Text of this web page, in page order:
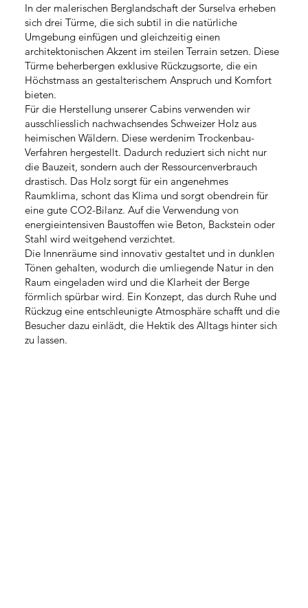
In der malerischen Berglandschaft der Surselva erheben
sich drei Türme, die sich subtil in die natürliche
Umgebung einfügen und gleichzeitig einen
architektonischen Akzent im steilen Terrain setzen. Diese
Türme beherbergen exklusive Rückzugsorte, die ein
Höchstmass an gestalterischem Anspruch und Komfort
bieten.
Für die Herstellung unserer Cabins verwenden wir
ausschliesslich nachwachsendes Schweizer Holz aus
heimischen Wäldern. Diese werdenim Trockenbau-
Verfahren hergestellt. Dadurch reduziert sich nicht nur
die Bauzeit, sondern auch der Ressourcenverbrauch
drastisch. Das Holz sorgt für ein angenehmes
Raumklima, schont das Klima und sorgt obendrein für
eine gute CO2-Bilanz. Auf die Verwendung von
energieintensiven Baustoffen wie Beton, Backstein oder
Stahl wird weitgehend verzichtet.
Die Innenräume sind innovativ gestaltet und in dunklen
Tönen gehalten, wodurch die umliegende Natur in den
Raum eingeladen wird und die Klarheit der Berge
förmlich spürbar wird. Ein Konzept, das durch Ruhe und
Rückzug eine entschleunigte Atmosphäre schafft und die
Besucher dazu einlädt, die Hektik des Alltags hinter sich
zu lassen.